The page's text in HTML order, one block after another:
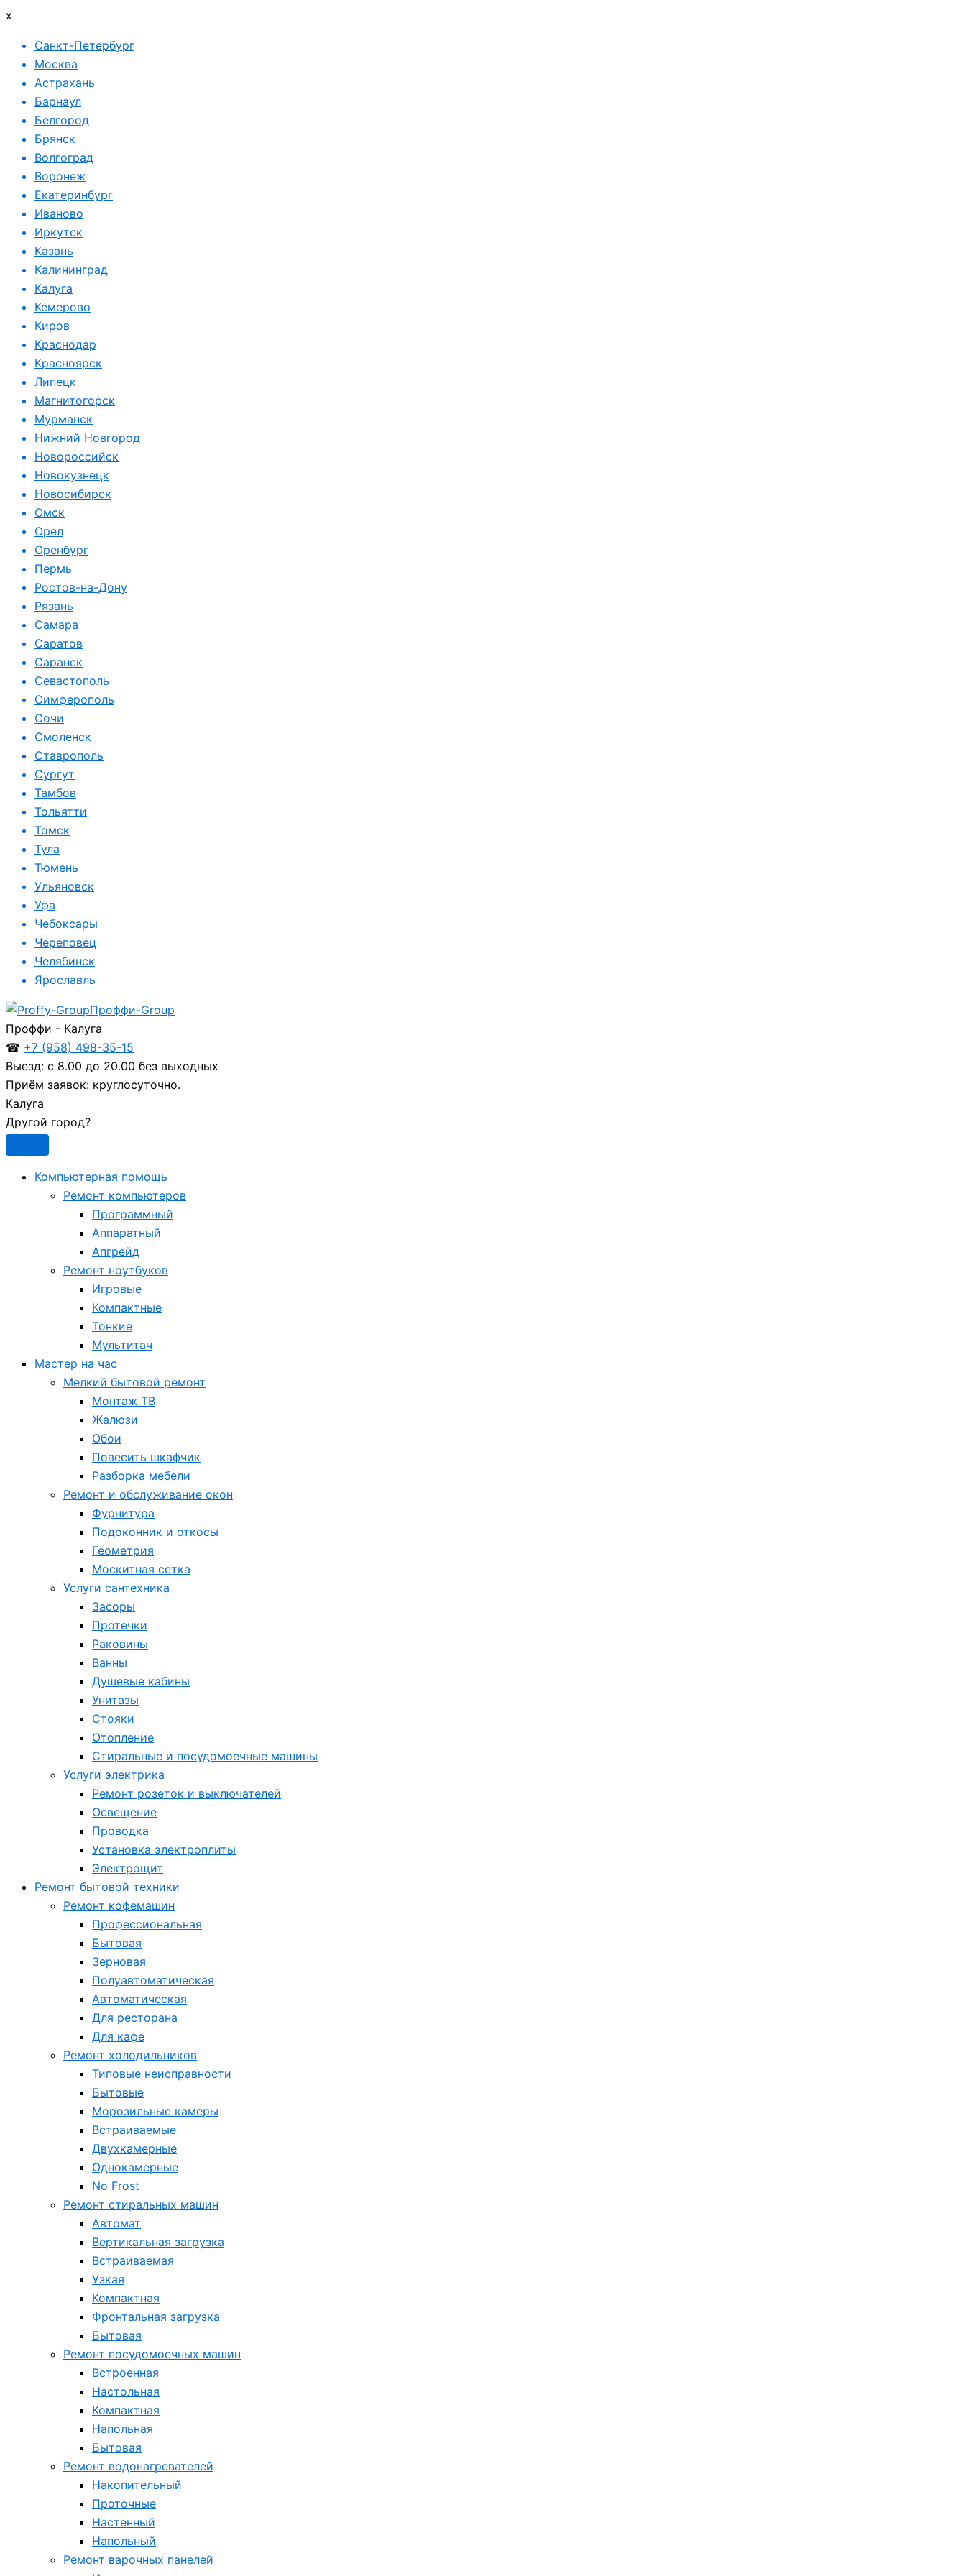
x
Санкт-Петербург
Москва
Астрахань
Барнаул
Белгород
Брянск
Волгоград
Воронеж
Екатеринбург
Иваново
Иркутск
Казань
Калининград
Калуга
Кемерово
Киров
Краснодар
Красноярск
Липецк
Магнитогорск
Мурманск
Нижний Новгород
Новороссийск
Новокузнецк
Новосибирск
Омск
Орел
Оренбург
Пермь
Ростов-на-Дону
Рязань
Самара
Саратов
Саранск
Севастополь
Симферополь
Сочи
Смоленск
Ставрополь
Сургут
Тамбов
Тольятти
Томск
Тула
Тюмень
Ульяновск
Уфа
Чебоксары
Череповец
Челябинск
Ярославль
Проффи-Group
Проффи - Калуга
☎ +7 (958) 498-35-15
Выезд: с 8.00 до 20.00 без выходных
Приём заявок: круглосуточно.
Калуга
Другой город?
Компьютерная помощь
Ремонт компьютеров
Программный
Аппаратный
Апгрейд
Ремонт ноутбуков
Игровые
Компактные
Тонкие
Мультитач
Мастер на час
Мелкий бытовой ремонт
Монтаж ТВ
Жалюзи
Обои
Повесить шкафчик
Разборка мебели
Ремонт и обслуживание окон
Фурнитура
Подоконник и откосы
Геометрия
Москитная сетка
Услуги сантехника
Засоры
Протечки
Раковины
Ванны
Душевые кабины
Унитазы
Стояки
Отопление
Стиральные и посудомоечные машины
Услуги электрика
Ремонт розеток и выключателей
Освещение
Проводка
Установка электроплиты
Электрощит
Ремонт бытовой техники
Ремонт кофемашин
Профессиональная
Бытовая
Зерновая
Полуавтоматическая
Автоматическая
Для ресторана
Для кафе
Ремонт холодильников
Типовые неисправности
Бытовые
Морозильные камеры
Встраиваемые
Двухкамерные
Однокамерные
No Frost
Ремонт стиральных машин
Автомат
Вертикальная загрузка
Встраиваемая
Узкая
Компактная
Фронтальная загрузка
Бытовая
Ремонт посудомоечных машин
Встроенная
Настольная
Компактная
Напольная
Бытовая
Ремонт водонагревателей
Накопительный
Проточные
Настенный
Напольный
Ремонт варочных панелей